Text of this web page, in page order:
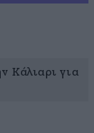
Κάλιαρι για